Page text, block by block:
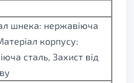
шнека: нержавіюча
корпусу:
сталь, Захист від